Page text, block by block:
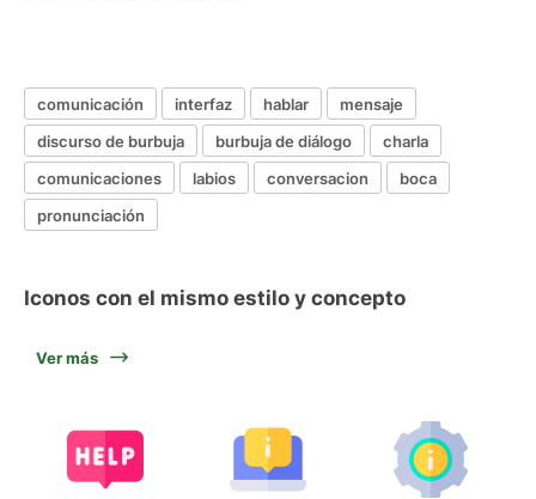
comunicación interfaz hablar
mensaje
discurso de burbuja
burbuja de diálogo
charla
comunicaciones
labios conversacion
boca
pronunciación
Iconos con el mismo estilo y concepto
Ver más